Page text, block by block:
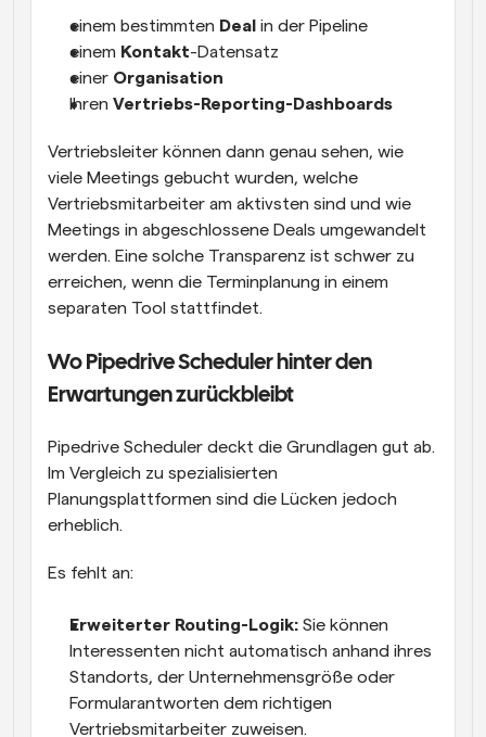
einem bestimmten Deal in der Pipeline
einem Kontakt-Datensatz
einer Organisation
Ihren Vertriebs-Reporting-Dashboards
Vertriebsleiter können dann genau sehen, wie
viele Meetings gebucht wurden, welche
Vertriebsmitarbeiter am aktivsten sind und wie
Meetings in abgeschlossene Deals umgewandelt
werden. Eine solche Transparenz ist schwer zu
erreichen, wenn die Terminplanung in einem
separaten Tool stattfindet.
Wo Pipedrive Scheduler hinter den
Erwartungen zurückbleibt
Pipedrive Scheduler deckt die Grundlagen gut ab.
Im Vergleich zu spezialisierten
Planungsplattformen sind die Lücken jedoch
erheblich.
Es fehlt an:
Erweiterter Routing-Logik: Sie können
Interessenten nicht automatisch anhand ihres
Standorts, der Unternehmensgröße oder
Formularantworten dem richtigen
Vertriebsmitarbeiter zuweisen.